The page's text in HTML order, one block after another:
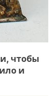
чтобы
и